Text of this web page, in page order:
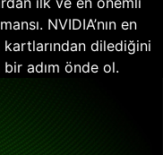
NVIDIA’nın en
dilediğini
adım önde ol.